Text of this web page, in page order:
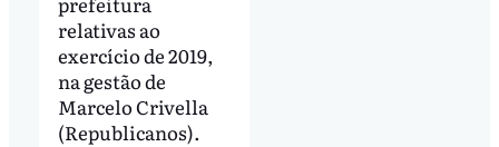
relativas ao
exercício de 2019,
na gestão de
Marcelo Crivella
(Republicanos).